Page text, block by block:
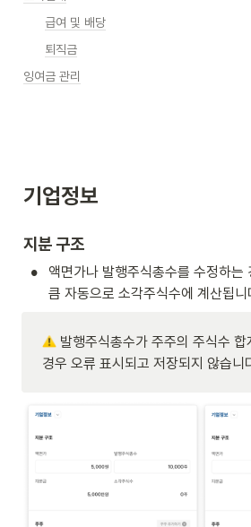
급여 및 배당
퇴직금
잉여금 관리
기업정보
지분 구조
•
액면가나 발행주식총수를 수정하는
큼 자동으로 소각주식수에 계산됩니
발행주식총수가 주주의 주식수
경우 오류 표시되고 저장되지 않습니